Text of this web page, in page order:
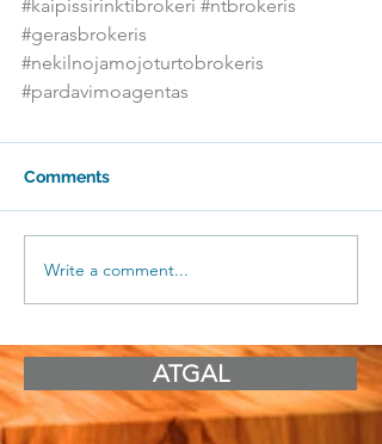
#kaipissirinktibrokeri #ntbrokeris
#gerasbrokeris
#nekilnojamojoturtobrokeris
#pardavimoagentas
Comments
Write a comment...
ATGAL